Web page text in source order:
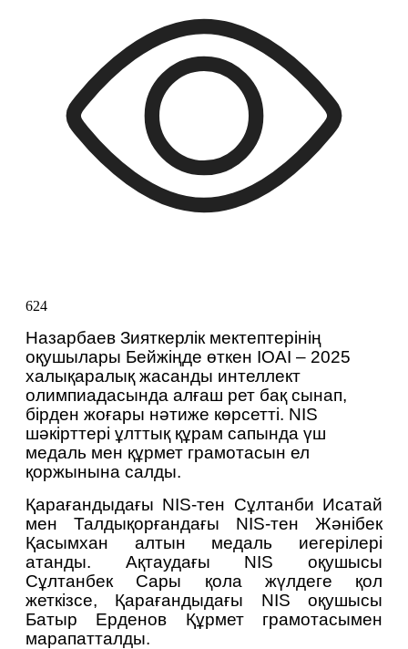
624
Назарбаев Зияткерлік мектептерінің
оқушылары Бейжіңде өткен IOAI – 2025
халықаралық жасанды интеллект
олимпиадасында алғаш рет бақ сынап,
бірден жоғары нәтиже көрсетті. NIS
шәкірттері ұлттық құрам сапында үш
медаль мен құрмет грамотасын ел
қоржынына салды.
Қарағандыдағы NIS-тен Сұлтанби Исатай
мен Талдықорғандағы NIS-тен Жәнібек
Қасымхан алтын медаль иегерілері
атанды. Ақтаудағы NIS оқушысы
Сұлтанбек Сары қола жүлдеге қол
жеткізсе, Қарағандыдағы NIS оқушысы
Батыр Ерденов Құрмет грамотасымен
марапатталды.